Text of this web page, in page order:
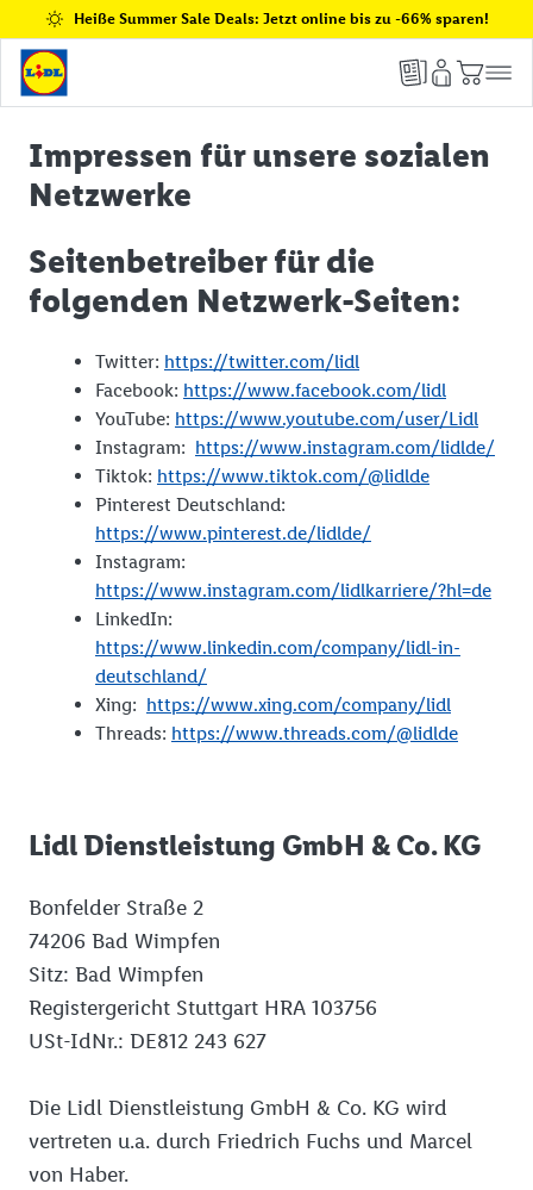
Heiße Summer Sale Deals: Jetzt online bis zu -66% sparen!
Impressen für unsere sozialen
Netzwerke
Seitenbetreiber für die
folgenden Netzwerk-Seiten:
Twitter: https://twitter.com/lidl
Facebook: https://www.facebook.com/lidl
YouTube: https://www.youtube.com/user/Lidl
Instagram: https://www.instagram.com/lidlde/
Tiktok: https://www.tiktok.com/@lidlde
Pinterest Deutschland:
https://www.pinterest.de/lidlde/
Instagram:
https://www.instagram.com/lidlkarriere/?hl=de
LinkedIn:
https://www.linkedin.com/company/lidl-in-
deutschland/
Xing: https://www.xing.com/company/lidl
Threads: https://www.threads.com/@lidlde
Lidl Dienstleistung GmbH & Co. KG
Bonfelder Straße 2
74206 Bad Wimpfen
Sitz: Bad Wimpfen
Registergericht Stuttgart HRA 103756
USt-IdNr.: DE812 243 627
Die Lidl Dienstleistung GmbH & Co. KG wird
vertreten u.a. durch Friedrich Fuchs und Marcel
von Haber.